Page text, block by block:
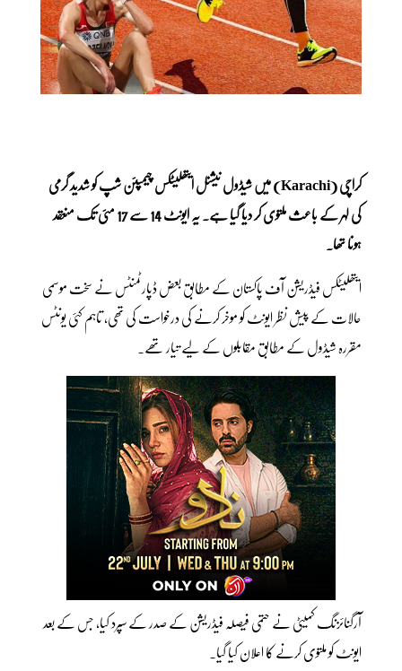
کراچی (Karachi) میں شیڈول نیشنل ایتھلیٹکس چیمپئن شپ کو شدید گرمی
کی لہر کے باعث ملتوی کر دیا گیا ہے۔ یہ ایونٹ 14 سے 17 مئی تک منعقد
ہونا تھا۔
ایتھلیٹکس فیڈریشن آف پاکستان کے مطابق بعض ڈپارٹمنٹس نے سخت موسمی
حالات کے پیش نظر ایونٹ کو موخر کرنے کی درخواست کی تھی، تاہم کئی یونٹس
مقررہ شیڈول کے مطابق مقابلوں کے لیے تیار تھے۔
آرگنائزنگ کمیٹی نے حتمی فیصلہ فیڈریشن کے صدر کے سپرد کیا، جس کے بعد
ایونٹ کو ملتوی کرنے کا اعلان کیا گیا۔